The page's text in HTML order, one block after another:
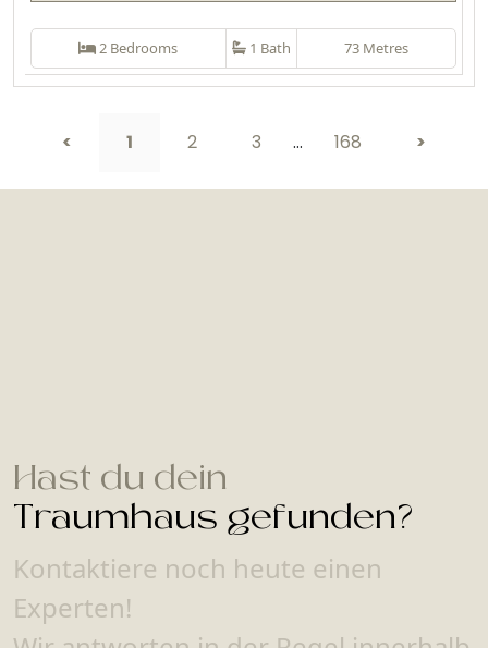
2 Bedrooms 1 Bath 73 Metres
< 1 2 3 … 168 >
Hast du dein
Traumhaus gefunden?
Kontaktiere noch heute einen
Experten!